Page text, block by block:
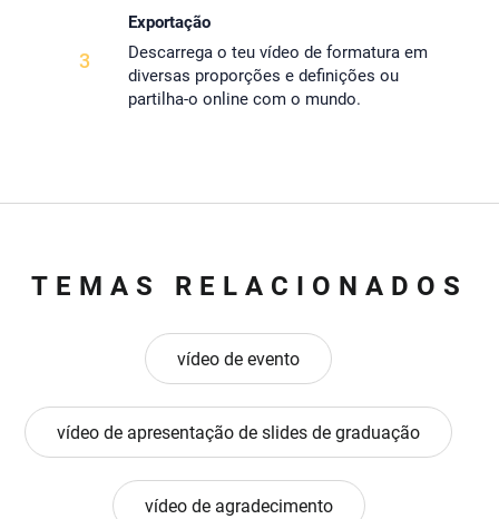
3
Exportação
Descarrega o teu vídeo de formatura em
diversas proporções e definições ou
partilha-o online com o mundo.
TEMAS RELACIONADOS
vídeo de evento
vídeo de apresentação de slides de graduação
vídeo de agradecimento